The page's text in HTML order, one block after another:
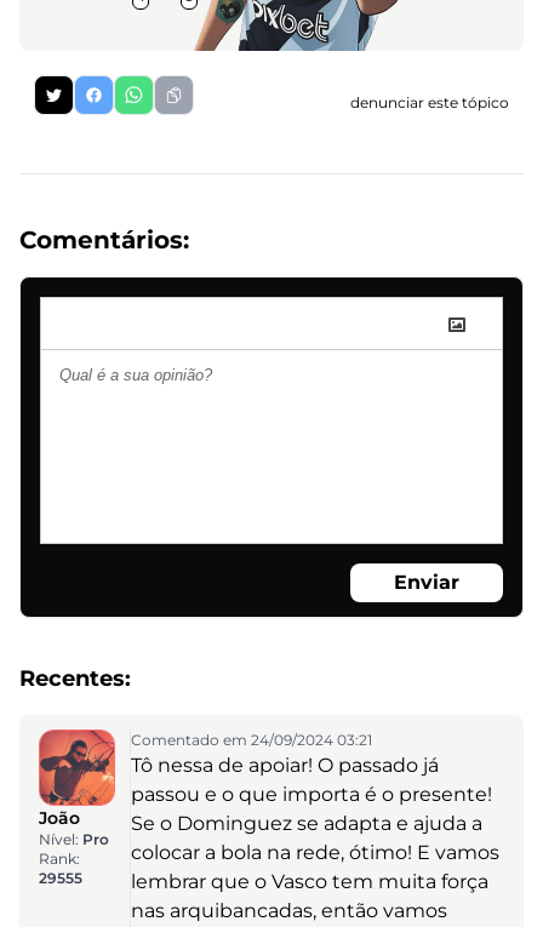
denunciar este tópico
Comentários:
Enviar
Recentes:
João
Nível: Pro
Rank:
29555
Comentado em 24/09/2024 03:21
Tô nessa de apoiar! O passado já
passou e o que importa é o presente!
Se o Dominguez se adapta e ajuda a
colocar a bola na rede, ótimo! E vamos
lembrar que o Vasco tem muita força
nas arquibancadas, então vamos